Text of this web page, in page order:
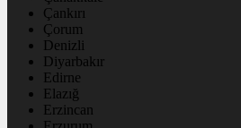
Çankırı
Çorum
Denizli
Diyarbakır
Edirne
Elazığ
Erzincan